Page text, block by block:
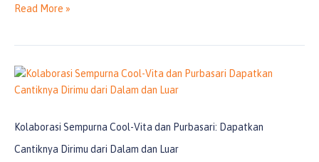
Read More »
Kolaborasi Sempurna Cool-Vita dan Purbasari: Dapatkan
Cantiknya Dirimu dari Dalam dan Luar
Kolaborasi
Sempurna
Vita
Purbasari: